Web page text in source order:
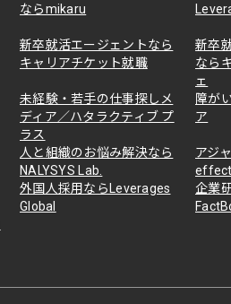
ならmikaru
新卒就活エージェントなら
キャリアチケット就職
新卒
なら
ェ
未経験・若手の仕事探しメ
ディア／ハタラクティブ プ
ラス
障が
ア
人と組織のお悩み解決なら
NALYSYS Lab.
アジ
外国人採用ならLeverages
Global
企業